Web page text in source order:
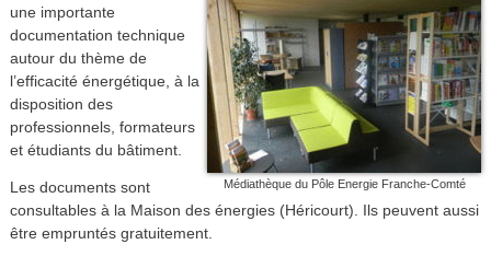
Médiathèque du Pôle Energie Franche-Comté
une importante
documentation technique
autour du thème de
l’efficacité énergétique, à la
disposition des
professionnels, formateurs
et étudiants du bâtiment.
Les documents sont
consultables à la Maison des énergies (Héricourt). Ils peuvent aussi
être empruntés gratuitement.